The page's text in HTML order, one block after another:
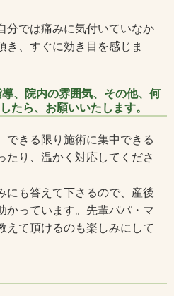
分では痛みに気付いていなか
き、すぐに効き目を感じま
、院内の雰囲気、その他、何
たら、お願いいたします。
できる限り施術に集中できる
たり、温かく対応してくださ
にも答えて下さるので、産後
かっています。先輩パパ・マ
えて頂けるのも楽しみにして